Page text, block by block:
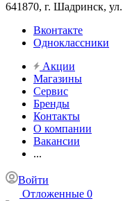
641870, г. Шадринск,
Вконтакте
Одноклассники
Акции
Магазины
Сервис
Бренды
Контакты
О компании
Вакансии
...
Войти
Отложенные 0